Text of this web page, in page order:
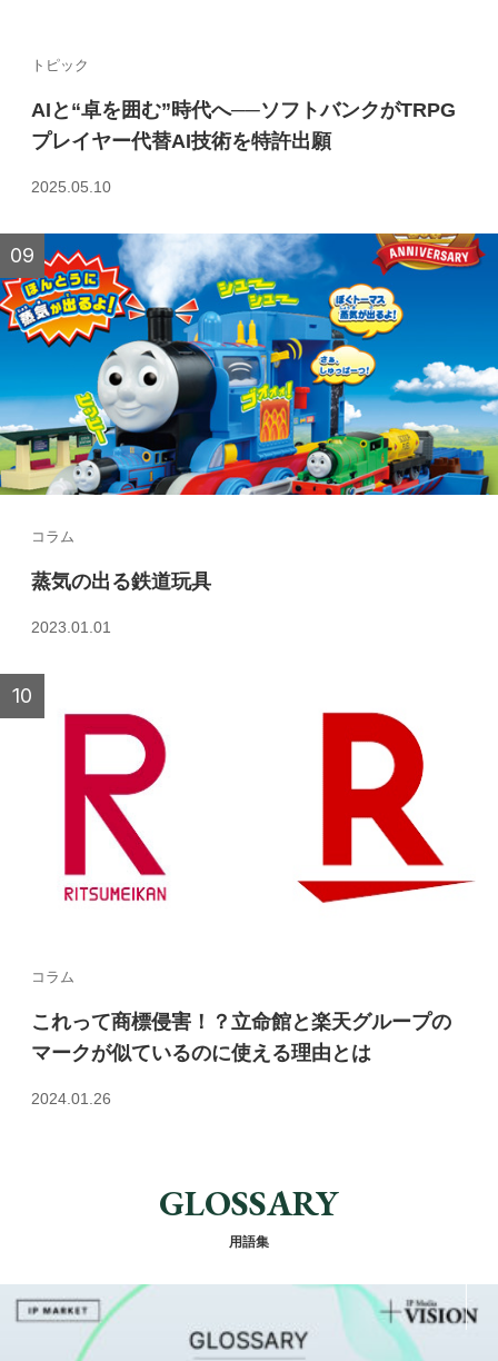
トピック
AIと“卓を囲む”時代へ──ソフトバンクがTRPG
プレイヤー代替AI技術を特許出願
2025.05.10
コラム
蒸気の出る鉄道玩具
2023.01.01
コラム
これって商標侵害！？立命館と楽天グループの
マークが似ているのに使える理由とは
2024.01.26
GLOSSARY
用語集